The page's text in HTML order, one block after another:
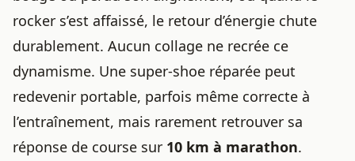
rocker s’est affaissé, le retour d’énergie chute
durablement. Aucun collage ne recrée ce
dynamisme. Une super-shoe réparée peut
redevenir portable, parfois même correcte à
l’entraînement, mais rarement retrouver sa
réponse de course sur 10 km à marathon.